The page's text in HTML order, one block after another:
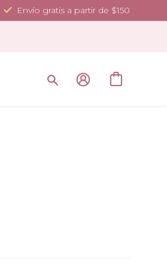
Envío gratis a partir de $150